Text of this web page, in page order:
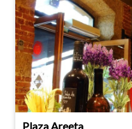
Plaza Areeta